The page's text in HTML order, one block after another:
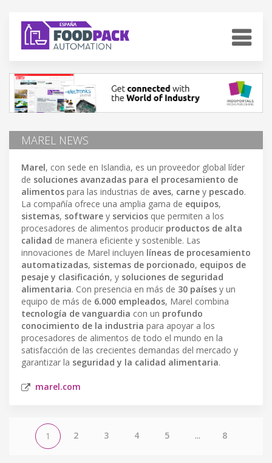
MAREL NEWS
Marel, con sede en Islandia, es un proveedor global líder
de soluciones avanzadas para el procesamiento de
alimentos para las industrias de aves, carne y pescado.
La compañía ofrece una amplia gama de equipos,
sistemas, software y servicios que permiten a los
procesadores de alimentos producir productos de alta
calidad de manera eficiente y sostenible. Las
innovaciones de Marel incluyen líneas de procesamiento
automatizadas, sistemas de porcionado, equipos de
pesaje y clasificación, y soluciones de seguridad
alimentaria. Con presencia en más de 30 países y un
equipo de más de 6.000 empleados, Marel combina
tecnología de vanguardia con un profundo
conocimiento de la industria para apoyar a los
procesadores de alimentos de todo el mundo en la
satisfacción de las crecientes demandas del mercado y
garantizar la seguridad y la calidad alimentaria.
marel.com
1 2 3 4 5 ... 8